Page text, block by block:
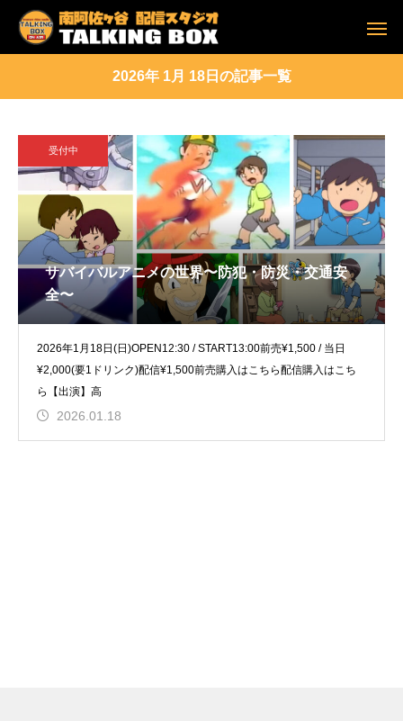
2026年 1月 18日の記事一覧
受付中
サバイバルアニメの世界〜防犯・防災・交通安
全〜
2026年1月18日(日)OPEN12:30 / START13:00前売¥1,500 / 当日
¥2,000(要1ドリンク)配信¥1,500前売購入はこちら配信購入はこち
ら【出演】高
2026.01.18